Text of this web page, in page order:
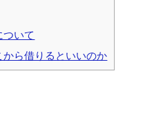
ついて
ら借りるといいのか